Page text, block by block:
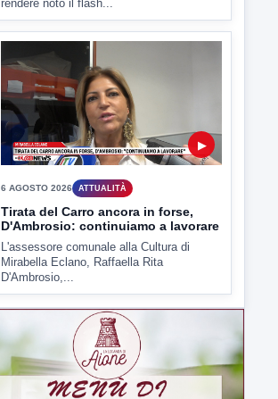
6 AGOSTO 2026 ATTUALITÀ
Tirata del Carro ancora in forse,
D'Ambrosio: continuiamo a lavorare
L'assessore comunale alla Cultura di
Mirabella Eclano, Raffaella Rita
D'Ambrosio,...